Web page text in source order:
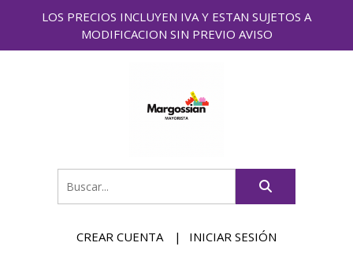
LOS PRECIOS INCLUYEN IVA Y ESTAN SUJETOS A
MODIFICACION SIN PREVIO AVISO
CREAR CUENTA INICIAR SESIÓN